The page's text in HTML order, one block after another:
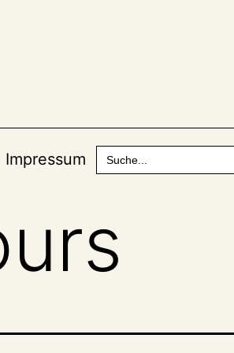
Impressum
Search
for: